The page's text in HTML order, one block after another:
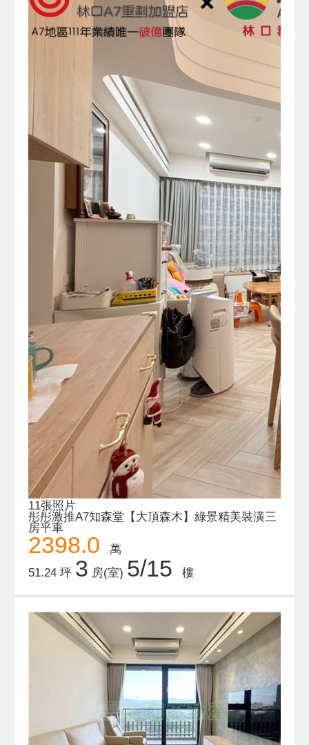
11張照片
彤彤激推A7知森堂【大頂森木】綠景精美裝潢三
房平車
2398.0
萬
51.24 坪 3 房(室) 5/15 樓